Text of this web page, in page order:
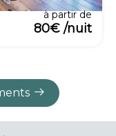
à partir de
80€ /nuit